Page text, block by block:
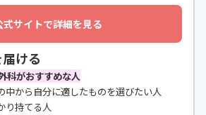
式サイトで詳細を見る
ける
科がおすすめな人
中から自分に適したものを選びたい人
り持てる人